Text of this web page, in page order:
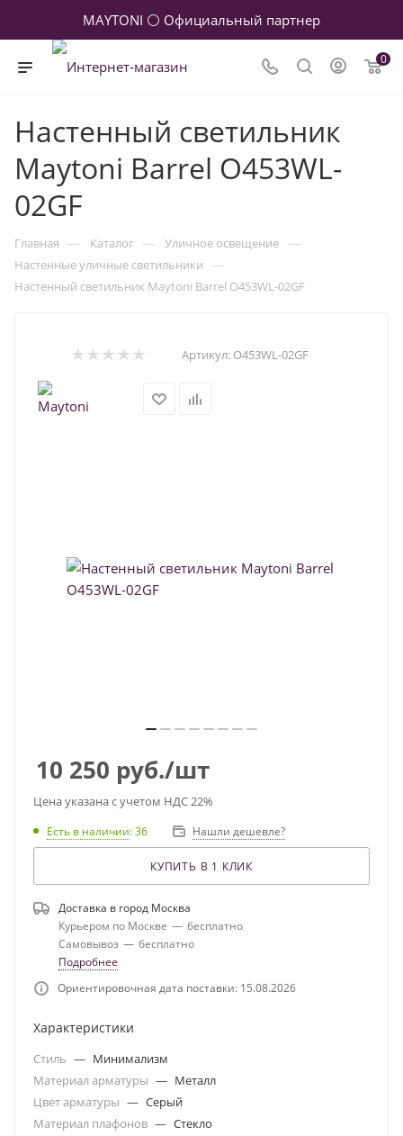
MAYTONI ⚪ Официальный партнер
0
Настенный светильник
Maytoni Barrel O453WL-
02GF
Главная — Каталог — Уличное освещение —
Настенные уличные светильники —
Настенный светильник Maytoni Barrel O453WL-02GF
Артикул: O453WL-02GF
10 250 руб./шт
Цена указана с учетом НДС 22%
Есть в наличии: 36 Нашли дешевле?
КУПИТЬ В 1 КЛИК
Доставка в город Москва
Курьером по Москве — бесплатно
Самовывоз — бесплатно
Подробнее
Ориентировочная дата поставки: 15.08.2026
Характеристики
Стиль — Минимализм
Материал арматуры — Металл
Цвет арматуры — Серый
Материал плафонов — Стекло